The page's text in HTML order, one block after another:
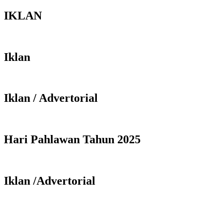
IKLAN
Iklan
Iklan / Advertorial
Hari Pahlawan Tahun 2025
Iklan /Advertorial